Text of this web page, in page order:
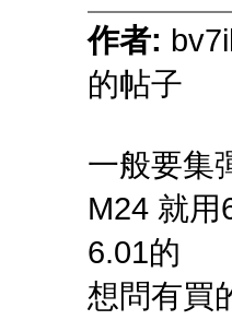
作者:
的帖子
一般要集
M24 就
6.01的
想問有買